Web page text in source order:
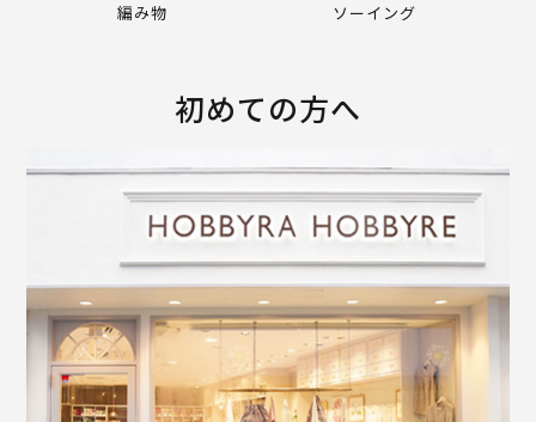
編み物 ソーイング
初めての方へ